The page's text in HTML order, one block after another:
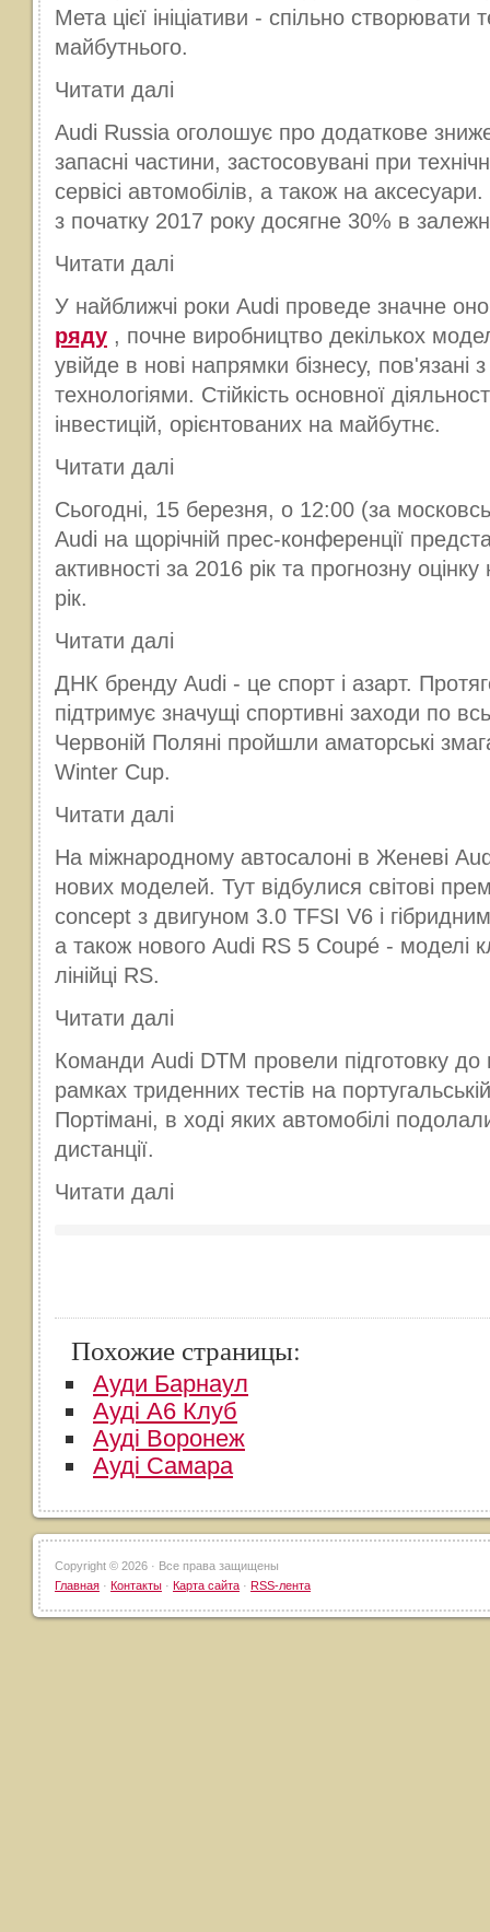
Мета цієї ініціативи - спільно створювати
майбутнього.
Читати далі
Audi Russia оголошує про додаткове
запасні частини, застосовувані при
сервісі автомобілів, а також на
з початку 2017 року досягне 30% в
Читати далі
У найближчі роки Audi проведе значне
ряду , почне виробництво декількох
увійде в нові напрямки бізнесу, пов'язані
технологіями. Стійкість основної
інвестицій, орієнтованих на майбутнє.
Читати далі
Сьогодні, 15 березня, о 12:00 (за
Audi на щорічній прес-конференції
активності за 2016 рік та прогнозну
рік.
Читати далі
ДНК бренду Audi - це спорт і азарт.
підтримує значущі спортивні заходи по
Червоній Поляні пройшли аматорські
Winter Cup.
Читати далі
На міжнародному автосалоні в Женеві
нових моделей. Тут відбулися світові
concept з двигуном 3.0 TFSI V6 і
а також нового Audi RS 5 Coupé - моделі
лінійці RS.
Читати далі
Команди Audi DTM провели підготовку до
рамках триденних тестів на
Портімані, в ході яких автомобілі
дистанції.
Читати далі
Похожие страницы:
Ауди Барнаул
Ауді А6 Клуб
Ауді Воронеж
Ауді Самара
Copyright © 2026 · Все права защищены
Главная · Контакты · Карта сайта · RSS-лента